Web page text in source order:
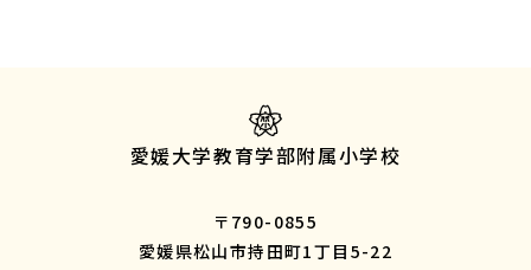
愛媛大学教育学部附属小学校
〒790-0855
愛媛県松山市持田町1丁目5-22